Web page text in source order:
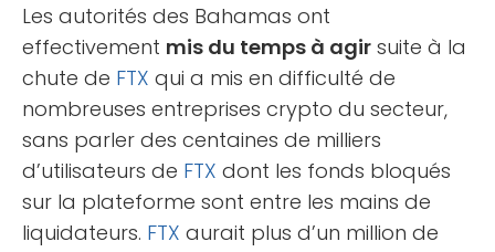
Les autorités des Bahamas ont
effectivement mis du temps à agir suite à la
chute de FTX qui a mis en difficulté de
nombreuses entreprises crypto du secteur,
sans parler des centaines de milliers
d’utilisateurs de FTX dont les fonds bloqués
sur la plateforme sont entre les mains de
liquidateurs. FTX aurait plus d’un million de